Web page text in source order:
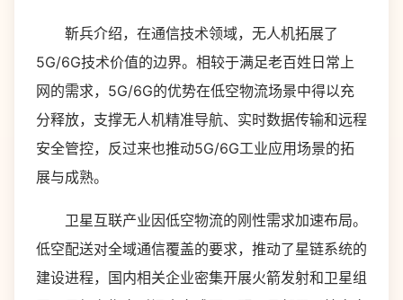
靳兵介绍，在通信技术领域，无人机拓展了
5G/6G技术价值的边界。相较于满足老百姓日常上
网的需求，5G/6G的优势在低空物流场景中得以充
分释放，支撑无人机精准导航、实时数据传输和远程
安全管控，反过来也推动5G/6G工业应用场景的拓
展与成熟。
卫星互联产业因低空物流的刚性需求加速布局。
低空配送对全域通信覆盖的要求，推动了星链系统的
建设进程，国内相关企业密集开展火箭发射和卫星组